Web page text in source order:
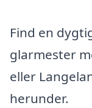
Find en
glarmester
eller
herunder.